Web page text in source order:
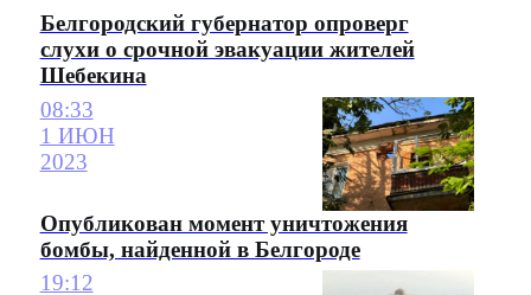
Белгородский губернатор опроверг
слухи о срочной эвакуации жителей
Шебекина
08:33
1 ИЮН
2023
Опубликован момент уничтожения
бомбы, найденной в Белгороде
19:12